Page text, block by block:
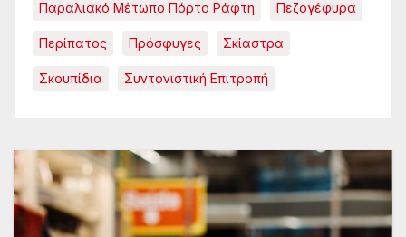
Παραλιακό Μέτωπο Πόρτο Ράφτη Πεζογέφυρα
Περίπατος Πρόσφυγες Σκίαστρα
Σκουπίδια Συντονιστική Επιτροπή